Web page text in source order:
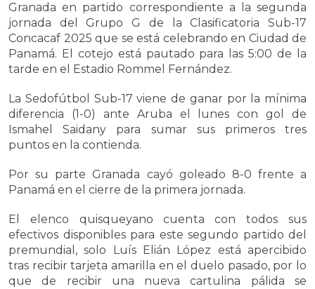
Granada en partido correspondiente a la segunda
jornada del Grupo G de la Clasificatoria Sub-17
Concacaf 2025 que se está celebrando en Ciudad de
Panamá. El cotejo está pautado para las 5:00 de la
tarde en el Estadio Rommel Fernández.
La Sedofútbol Sub-17 viene de ganar por la mínima
diferencia (1-0) ante Aruba el lunes con gol de
Ismahel Saidany para sumar sus primeros tres
puntos en la contienda.
Por su parte Granada cayó goleado 8-0 frente a
Panamá en el cierre de la primera jornada.
El elenco quisqueyano cuenta con todos sus
efectivos disponibles para este segundo partido del
premundial, solo Luís Elián López está apercibido
tras recibir tarjeta amarilla en el duelo pasado, por lo
que de recibir una nueva cartulina pálida se